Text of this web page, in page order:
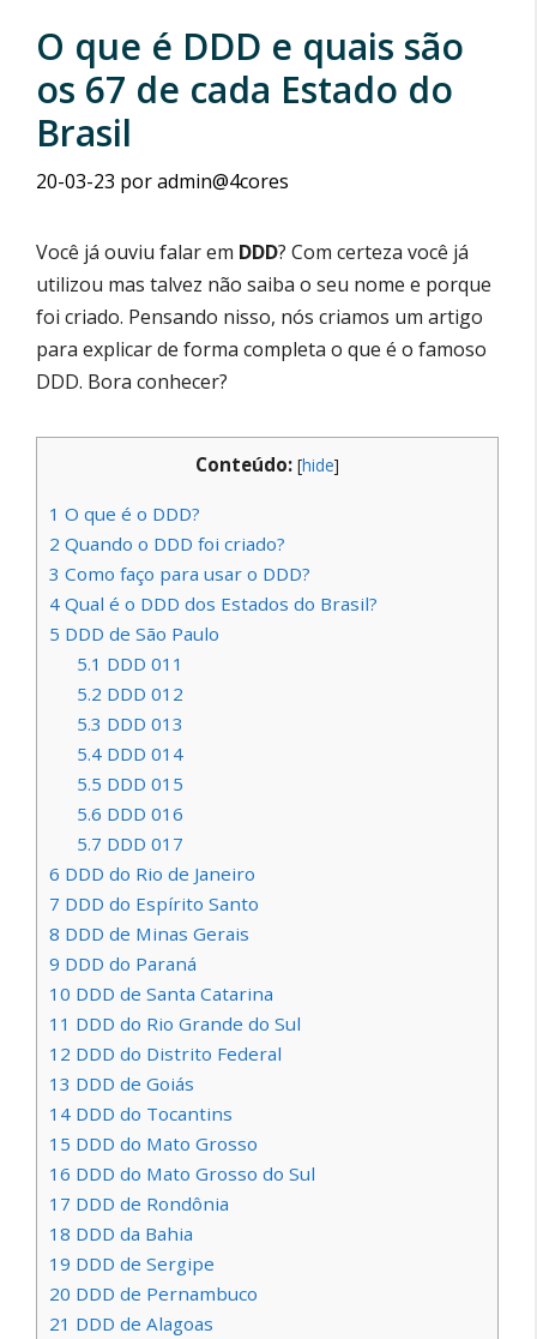
O que é DDD e quais são
os 67 de cada Estado do
Brasil
20-03-23 poradmin@4cores
Você já ouviu falar em DDD? Com certeza você já
utilizou mas talvez não saiba o seu nome e porque
foi criado. Pensando nisso, nós criamos um artigo
para explicar de forma completa o que é o famoso
DDD. Bora conhecer?
Conteúdo: [hide]
1 O que é o DDD?
2 Quando o DDD foi criado?
3 Como faço para usar o DDD?
4 Qual é o DDD dos Estados do Brasil?
5 DDD de São Paulo
5.1 DDD 011
5.2 DDD 012
5.3 DDD 013
5.4DDD 014
5.5 DDD 015
5.6 DDD 016
5.7 DDD 017
6 DDD do Rio de Janeiro
7 DDD do Espírito Santo
8 DDD de Minas Gerais
9 DDD do Paraná
10 DDD de Santa Catarina
11 DDD do Rio Grande do Sul
12 DDD do Distrito Federal
13 DDD de Goiás
14 DDD do Tocantins
15 DDD do Mato Grosso
16 DDD do Mato Grosso do Sul
17 DDD de Rondônia
18 DDD da Bahia
19 DDD de Sergipe
20 DDD de Pernambuco
21 DDD de Alagoas